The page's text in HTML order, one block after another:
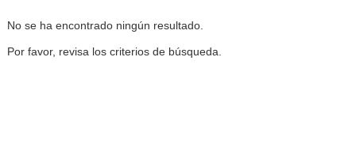
No se ha encontrado ningún resultado.
Por favor, revisa los criterios de búsqueda.